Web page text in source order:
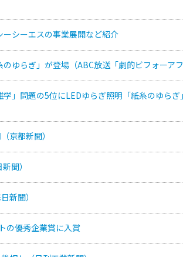
ーシーエスの事業展開など紹介
ゆらぎ」が登場（ABC放送「劇的ビフォーアフ
学」問題の5位にLEDゆらぎ照明「紙糸のゆらぎ
京都新聞）
聞）
新聞）
の優秀企業賞に入賞